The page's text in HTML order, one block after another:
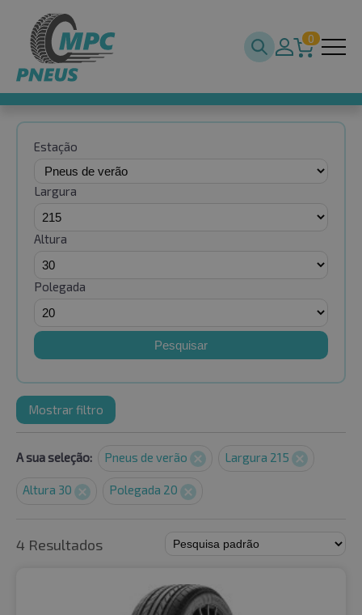
0
Estação
Largura
Altura
Polegada
Pesquisar
Mostrar filtro
A sua seleção: Pneus de verão Largura 215
Altura 30 Polegada 20
4 Resultados